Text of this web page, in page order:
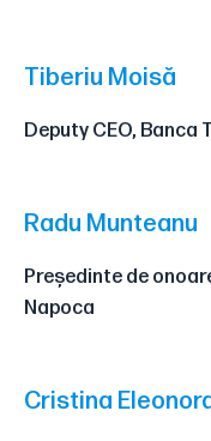
Tiberiu Moisă
Deputy CEO, Banca
Radu Munteanu
Președinte de
Napoca
Cristina